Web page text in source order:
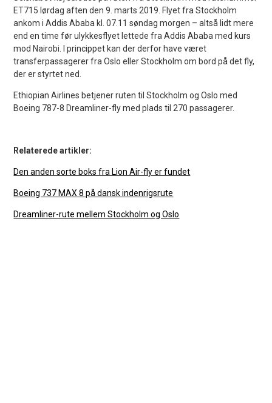
ET715 lørdag aften den 9. marts 2019. Flyet fra Stockholm
ankom i Addis Ababa kl. 07.11 søndag morgen – altså lidt mere
end en time før ulykkesflyet lettede fra Addis Ababa med kurs
mod Nairobi. I princippet kan der derfor have været
transferpassagerer fra Oslo eller Stockholm om bord på det fly,
der er styrtet ned.
Ethiopian Airlines betjener ruten til Stockholm og Oslo med
Boeing 787-8 Dreamliner-fly med plads til 270 passagerer.
Relaterede artikler:
Den anden sorte boks fra Lion Air-fly er fundet
Boeing 737 MAX 8 på dansk indenrigsrute
Dreamliner-rute mellem Stockholm og Oslo